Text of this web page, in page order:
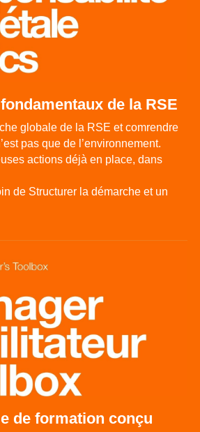
de la RSE
globale de la RSE et comrendre
pas que de l’environnement.
actions déjà en place, dans
de Structurer la démarche et un
de formation conçu